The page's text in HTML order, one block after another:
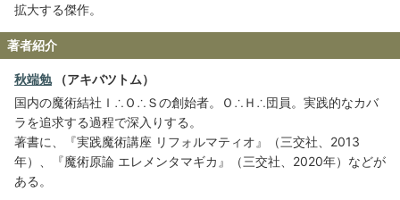
拡大する傑作。
著者紹介
秋端勉（アキバツトム）
国内の魔術結社Ｉ∴Ｏ∴Ｓの創始者。Ｏ∴Ｈ∴団員。実践的なカバ
ラを追求する過程で深入りする。
著書に、『実践魔術講座 リフォルマティオ』（三交社、2013
年）、『魔術原論 エレメンタマギカ』（三交社、2020年）などが
ある。